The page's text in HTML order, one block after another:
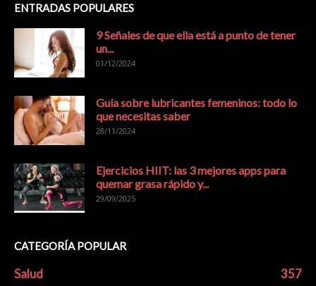
ENTRADAS POPULARES
9 Señales de que ella está a punto de tener
un...
01/12/2024
Guía sobre lubricantes femeninos: todo lo
que necesitas saber
28/11/2024
Ejercicios HIIT: las 3 mejores apps para
quemar grasa rápido y...
29/09/2025
CATEGORÍA POPULAR
Salud
357